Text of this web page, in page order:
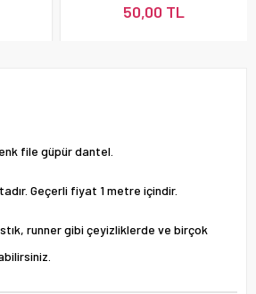
50,00 TL
file güpür dantel.
Geçerli fiyat 1 metre içindir.
runner gibi çeyizliklerde ve birçok